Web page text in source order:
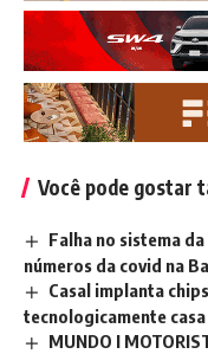
Você pode gostar
Falha no sistema
números da covid na
Casal implanta
tecnologicamente
MUNDO I